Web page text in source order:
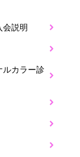
会説明
ルカラー診